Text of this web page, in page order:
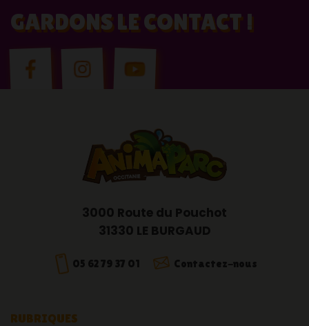
GARDONS LE CONTACT !
3000 Route du Pouchot
31330 LE BURGAUD
05 62 79 37 01 Contactez-nous
RUBRIQUES